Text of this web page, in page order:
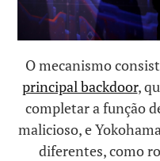
O mecanismo
principal backdoor,
completar a função
malicioso, e
diferentes, como